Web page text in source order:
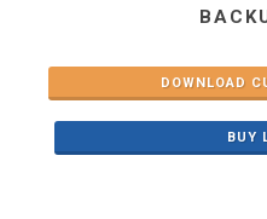
DOWNLOAD
BUY